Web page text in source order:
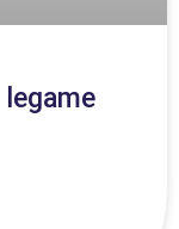
legame